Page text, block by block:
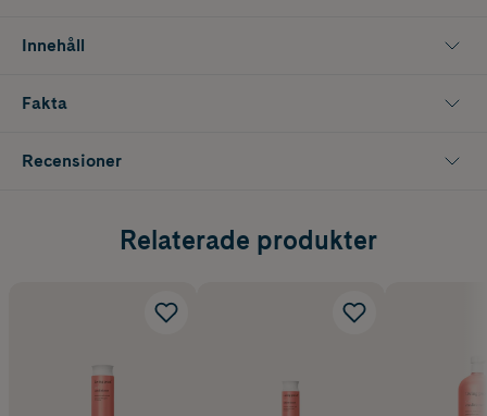
Innehåll
Fakta
Recensioner
Relaterade produkter